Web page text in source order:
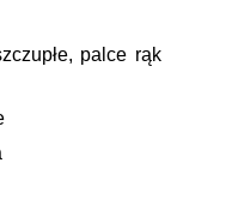
palce rąk